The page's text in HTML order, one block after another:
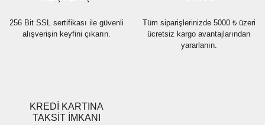
256 Bit SSL sertifikası ile güvenli
alışverişin keyfini çıkarın.
Tüm siparişlerinizde 5000 ₺ üzeri
ücretsiz kargo avantajlarından
yararlanın.
KREDİ KARTINA
TAKSİT İMKANI